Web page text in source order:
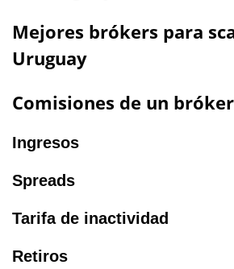
Mejores brókers para
Uruguay
Comisiones de un
Ingresos
Spreads
Tarifa de inactividad
Retiros